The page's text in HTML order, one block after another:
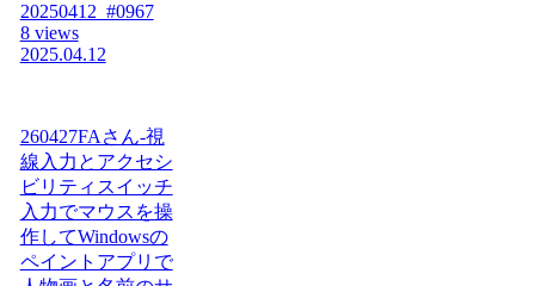
20250412_#0967
8 views
2025.04.12
260427FAさん-視
線入力とアクセシ
ビリティスイッチ
入力でマウスを操
作してWindowsの
ペイントアプリで